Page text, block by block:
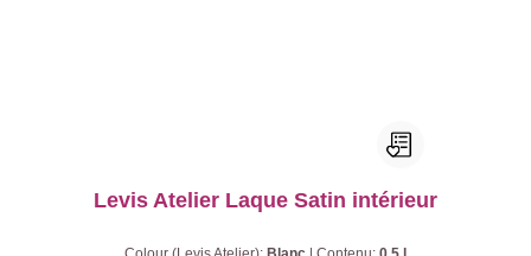
Levis Atelier Laque Satin intérieur